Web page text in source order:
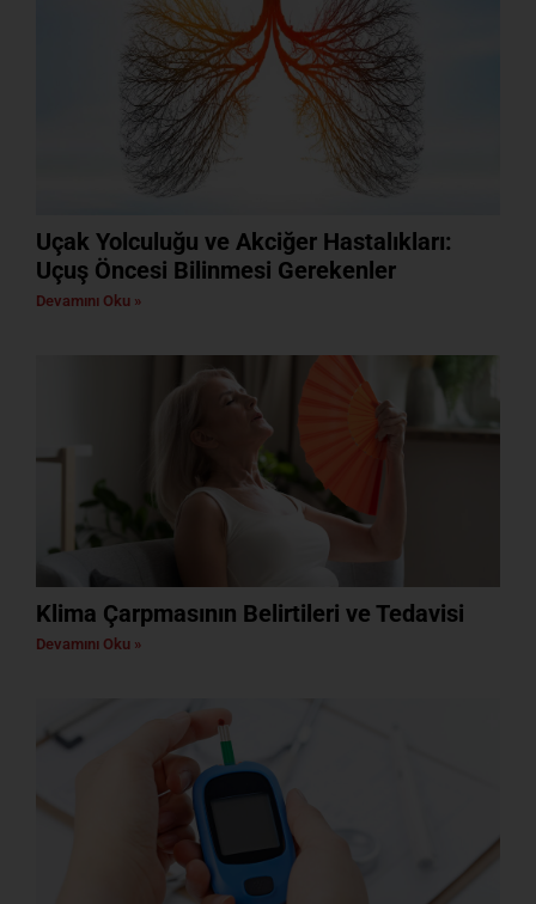
Uçak Yolculuğu ve Akciğer Hastalıkları:
Uçuş Öncesi Bilinmesi Gerekenler
Devamını Oku »
Klima Çarpmasının Belirtileri ve Tedavisi
Devamını Oku »